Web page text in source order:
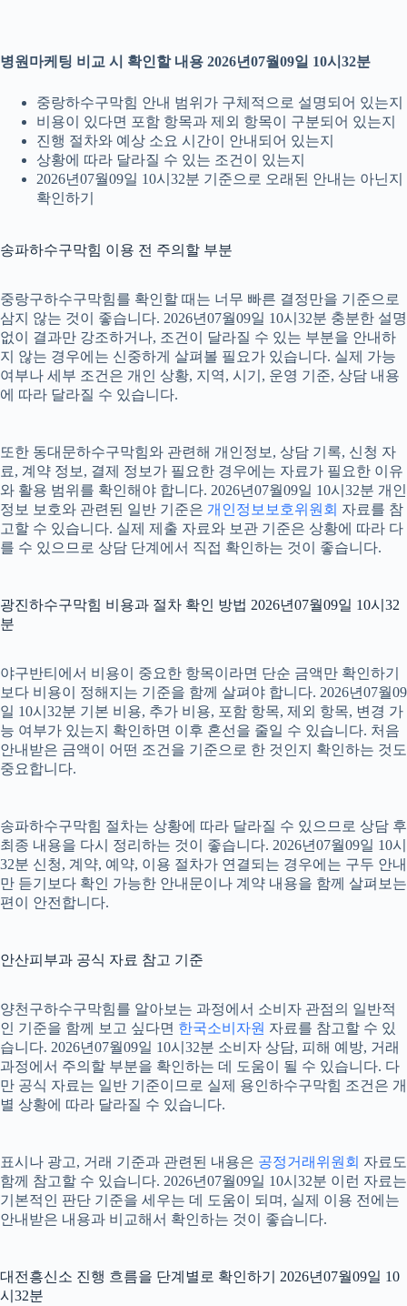
병원마케팅 비교 시 확인할 내용 2026년07월09일 10시32분
중랑하수구막힘 안내 범위가 구체적으로 설명되어 있는지
비용이 있다면 포함 항목과 제외 항목이 구분되어 있는지
진행 절차와 예상 소요 시간이 안내되어 있는지
상황에 따라 달라질 수 있는 조건이 있는지
2026년07월09일 10시32분 기준으로 오래된 안내는 아닌지
확인하기
송파하수구막힘 이용 전 주의할 부분
중랑구하수구막힘를 확인할 때는 너무 빠른 결정만을 기준으로
삼지 않는 것이 좋습니다. 2026년07월09일 10시32분 충분한 설명
없이 결과만 강조하거나, 조건이 달라질 수 있는 부분을 안내하
지 않는 경우에는 신중하게 살펴볼 필요가 있습니다. 실제 가능
여부나 세부 조건은 개인 상황, 지역, 시기, 운영 기준, 상담 내용
에 따라 달라질 수 있습니다.
또한 동대문하수구막힘와 관련해 개인정보, 상담 기록, 신청 자
료, 계약 정보, 결제 정보가 필요한 경우에는 자료가 필요한 이유
와 활용 범위를 확인해야 합니다. 2026년07월09일 10시32분 개인
정보 보호와 관련된 일반 기준은 개인정보보호위원회 자료를 참
고할 수 있습니다. 실제 제출 자료와 보관 기준은 상황에 따라 다
를 수 있으므로 상담 단계에서 직접 확인하는 것이 좋습니다.
광진하수구막힘 비용과 절차 확인 방법 2026년07월09일 10시32
분
야구반티에서 비용이 중요한 항목이라면 단순 금액만 확인하기
보다 비용이 정해지는 기준을 함께 살펴야 합니다. 2026년07월09
일 10시32분 기본 비용, 추가 비용, 포함 항목, 제외 항목, 변경 가
능 여부가 있는지 확인하면 이후 혼선을 줄일 수 있습니다. 처음
안내받은 금액이 어떤 조건을 기준으로 한 것인지 확인하는 것도
중요합니다.
송파하수구막힘 절차는 상황에 따라 달라질 수 있으므로 상담 후
최종 내용을 다시 정리하는 것이 좋습니다. 2026년07월09일 10시
32분 신청, 계약, 예약, 이용 절차가 연결되는 경우에는 구두 안내
만 듣기보다 확인 가능한 안내문이나 계약 내용을 함께 살펴보는
편이 안전합니다.
안산피부과 공식 자료 참고 기준
양천구하수구막힘를 알아보는 과정에서 소비자 관점의 일반적
인 기준을 함께 보고 싶다면 한국소비자원 자료를 참고할 수 있
습니다. 2026년07월09일 10시32분 소비자 상담, 피해 예방, 거래
과정에서 주의할 부분을 확인하는 데 도움이 될 수 있습니다. 다
만 공식 자료는 일반 기준이므로 실제 용인하수구막힘 조건은 개
별 상황에 따라 달라질 수 있습니다.
표시나 광고, 거래 기준과 관련된 내용은 공정거래위원회 자료도
함께 참고할 수 있습니다. 2026년07월09일 10시32분 이런 자료는
기본적인 판단 기준을 세우는 데 도움이 되며, 실제 이용 전에는
안내받은 내용과 비교해서 확인하는 것이 좋습니다.
대전흥신소 진행 흐름을 단계별로 확인하기 2026년07월09일 10
시32분